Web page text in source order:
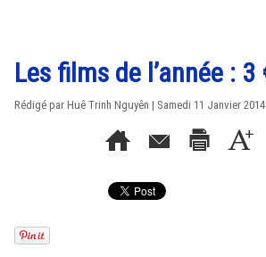
Les films de l’année :
Rédigé par Huê Trinh Nguyên | Samedi 11 Janvier 2014